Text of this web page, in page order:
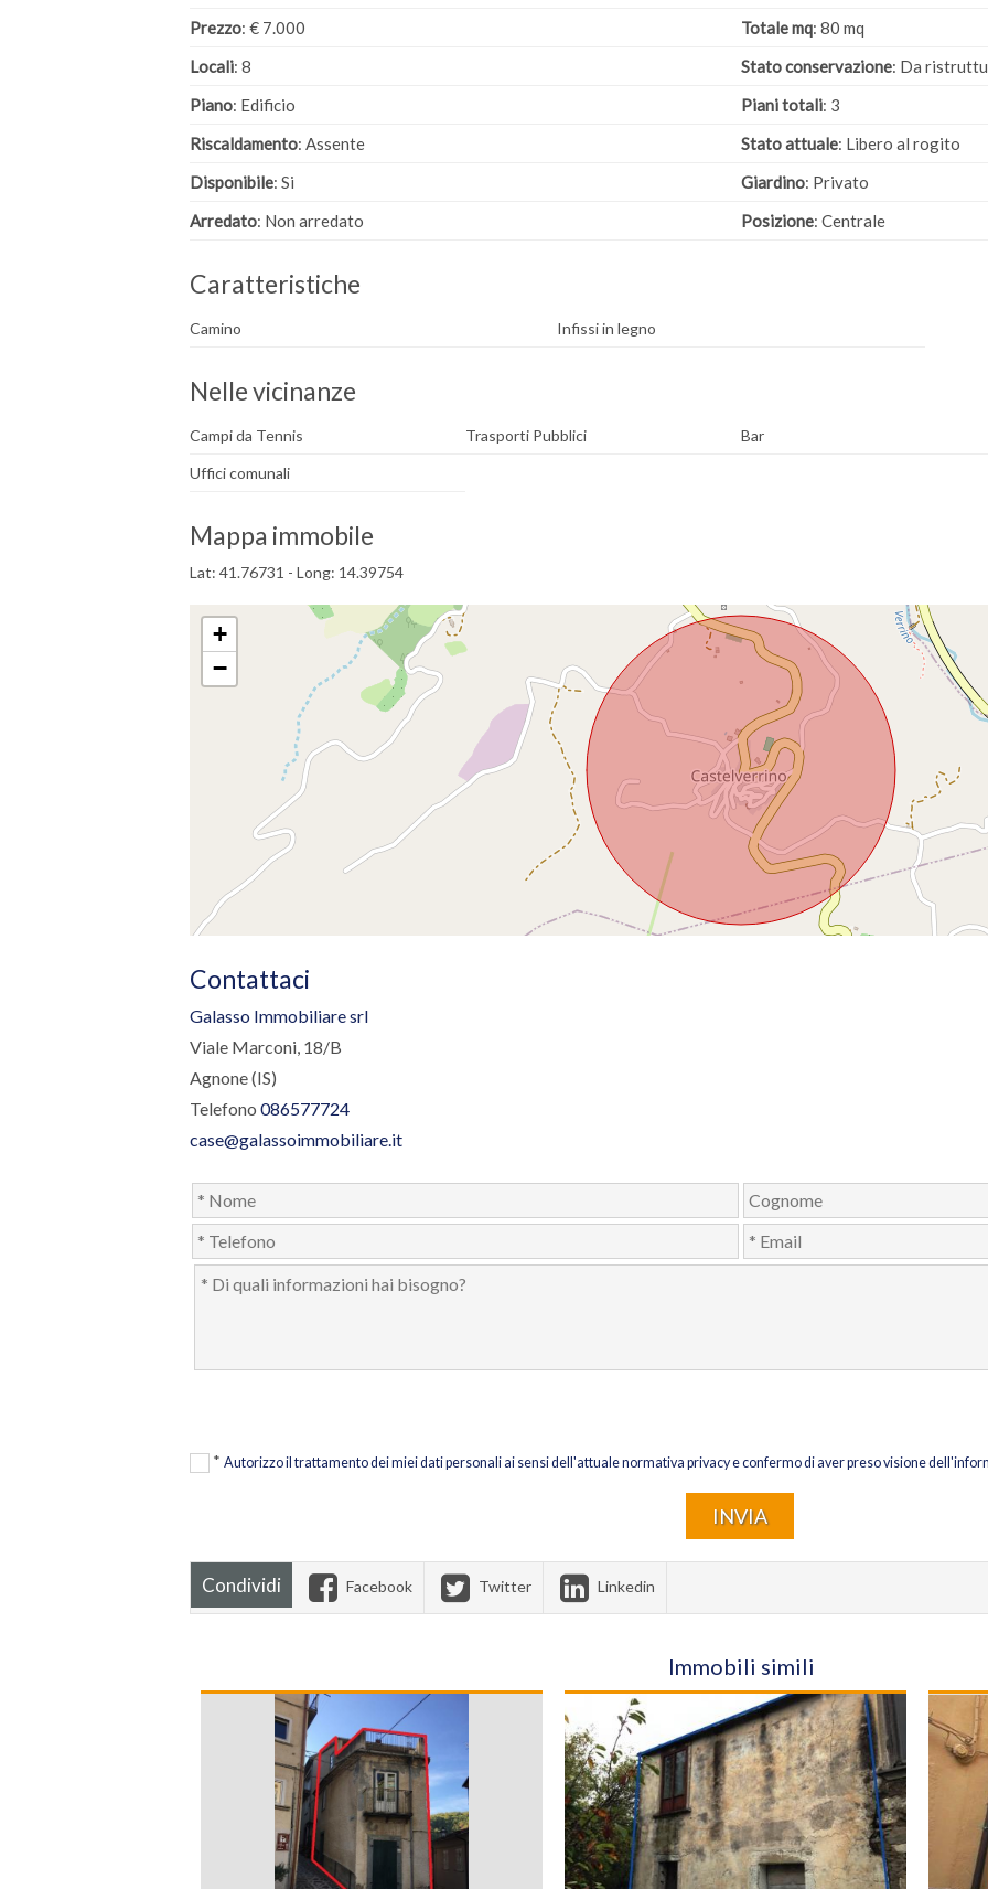
Prezzo: € 7.000 Totale mq: 80 mq
Locali: 8 Stato conservazione: Da
Piano: Edificio Piani totali: 3
Riscaldamento: Assente Stato attuale: Libero al rogito
Disponibile: Si Giardino: Privato
Arredato: Non arredato Posizione: Centrale
Caratteristiche
Camino Infissi in legno
Nelle vicinanze
Campi da Tennis Trasporti Pubblici Bar
Uffici comunali
Mappa immobile
Lat: 41.76731 - Long: 14.39754
+
−
Contattaci
Galasso Immobiliare srl
Viale Marconi, 18/B
Agnone (IS)
Telefono 086577724
case@galassoimmobiliare.it
* Autorizzo il trattamento dei miei dati personali ai sensi dell'attuale normativa privacy e confermo di aver preso visione
Condividi Facebook Twitter Linkedin
Immobili simili